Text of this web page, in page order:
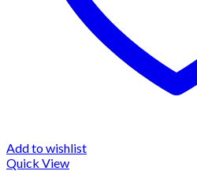
Add to wishlist
Quick View